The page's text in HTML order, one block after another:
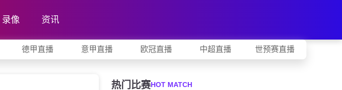
录像 资讯
德甲直播 意甲直播 欧冠直播 中超直播 世预赛直播
热门比赛HOT MATCH